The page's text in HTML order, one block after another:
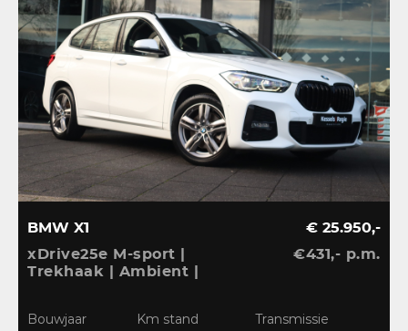
BMW X1
xDrive25e M-sport |
Trekhaak | Ambient |
€ 25.950,-
€431,- p.m.
Bouwjaar Km stand Transmissie